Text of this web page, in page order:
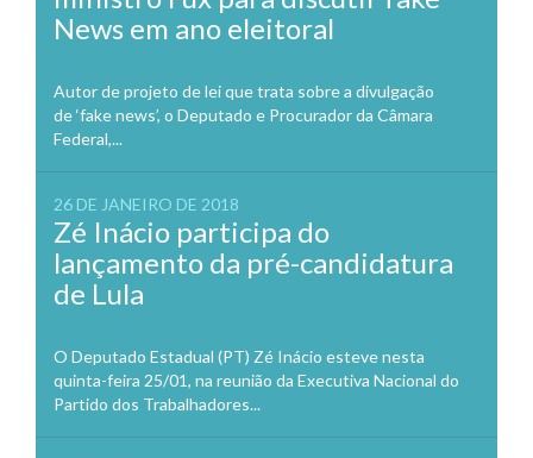
News em ano eleitoral
Autor de projeto de lei que trata sobre a divulgação
de ‘fake news’, o Deputado e Procurador da Câmara
Federal,...
26 DE JANEIRO DE 2018
Zé Inácio participa do
lançamento da pré-candidatura
de Lula
O Deputado Estadual (PT) Zé Inácio esteve nesta
quinta-feira 25/01, na reunião da Executiva Nacional do
Partido dos Trabalhadores...